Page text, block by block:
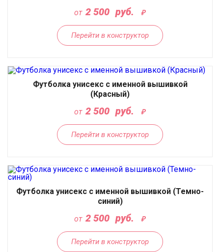
от 2 500 руб.
Перейти в конструктор
Футболка унисекс с именной вышивкой
(Красный)
от 2 500 руб.
Перейти в конструктор
Футболка унисекс с именной вышивкой (Темно-
синий)
от 2 500 руб.
Перейти в конструктор